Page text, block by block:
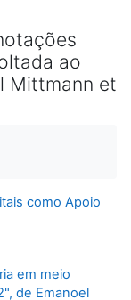
ao
Mittmann et
como Apoio
em meio
de Emanoel